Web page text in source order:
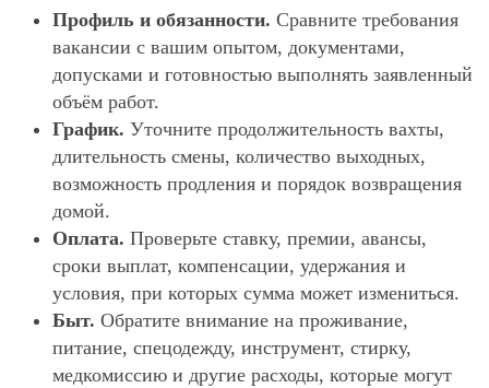
Профиль и обязанности. Сравните требования
вакансии с вашим опытом, документами,
допусками и готовностью выполнять заявленный
объём работ.
График. Уточните продолжительность вахты,
длительность смены, количество выходных,
возможность продления и порядок возвращения
домой.
Оплата. Проверьте ставку, премии, авансы,
сроки выплат, компенсации, удержания и
условия, при которых сумма может измениться.
Быт. Обратите внимание на проживание,
питание, спецодежду, инструмент, стирку,
медкомиссию и другие расходы, которые могут